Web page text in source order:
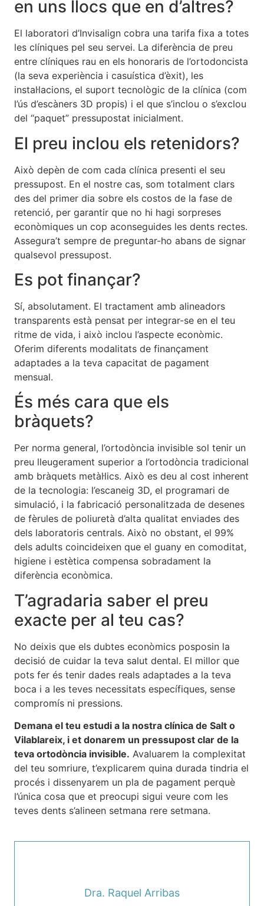
en uns llocs que en d’altres?
El laboratori d’Invisalign cobra una tarifa fixa a totes
les clíniques pel seu servei. La diferència de preu
entre clíniques rau en els honoraris de l’ortodoncista
(la seva experiència i casuística d’èxit), les
instal·lacions, el suport tecnològic de la clínica (com
l’ús d’escàners 3D propis) i el que s’inclou o s’exclou
del “paquet” pressupostat inicialment.
El preu inclou els retenidors?
Això depèn de com cada clínica presenti el seu
pressupost. En el nostre cas, som totalment clars
des del primer dia sobre els costos de la fase de
retenció, per garantir que no hi hagi sorpreses
econòmiques un cop aconseguides les dents rectes.
Assegura’t sempre de preguntar-ho abans de signar
qualsevol pressupost.
Es pot finançar?
Sí, absolutament. El tractament amb alineadors
transparents està pensat per integrar-se en el teu
ritme de vida, i això inclou l’aspecte econòmic.
Oferim diferents modalitats de finançament
adaptades a la teva capacitat de pagament
mensual.
És més cara que els
bràquets?
Per norma general, l’ortodòncia invisible sol tenir un
preu lleugerament superior a l’ortodòncia tradicional
amb bràquets metàl·lics. Això es deu al cost inherent
de la tecnologia: l’escaneig 3D, el programari de
simulació, i la fabricació personalitzada de desenes
de fèrules de poliuretà d’alta qualitat enviades des
dels laboratoris centrals. Això no obstant, el 99%
dels adults coincideixen que el guany en comoditat,
higiene i estètica compensa sobradament la
diferència econòmica.
T’agradaria saber el preu
exacte per al teu cas?
No deixis que els dubtes econòmics posposin la
decisió de cuidar la teva salut dental. El millor que
pots fer és tenir dades reals adaptades a la teva
boca i a les teves necessitats específiques, sense
compromís ni pressions.
Demana el teu estudi a la nostra clínica de Salt o
Vilablareix, i et donarem un pressupost clar de la
teva ortodòncia invisible. Avaluarem la complexitat
del teu somriure, t’explicarem quina durada tindria el
procés i dissenyarem un pla de pagament perquè
l’única cosa que et preocupi sigui veure com les
teves dents s’alineen setmana rere setmana.
Dra. Raquel Arribas